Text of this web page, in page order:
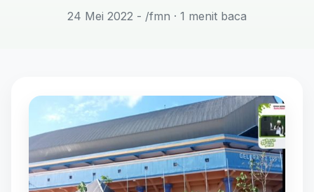
24 Mei 2022 - /fmn · 1 menit baca